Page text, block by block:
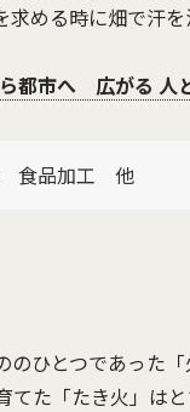
める時に畑で汗を
都市へ 広がる 人
食品加工 他
ひとつであった
た「たき火」は